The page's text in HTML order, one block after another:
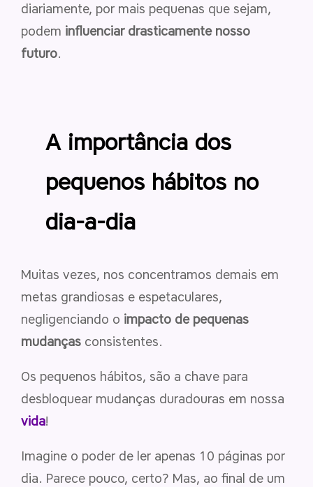
diariamente, por mais pequenas que sejam,
podem influenciar drasticamente nosso
futuro.
A importância dos
pequenos hábitos no
dia-a-dia
Muitas vezes, nos concentramos demais em
metas grandiosas e espetaculares,
negligenciando o impacto de pequenas
mudanças consistentes.
Os pequenos hábitos, são a chave para
desbloquear mudanças duradouras em nossa
vida!
Imagine o poder de ler apenas 10 páginas por
dia. Parece pouco, certo? Mas, ao final de um